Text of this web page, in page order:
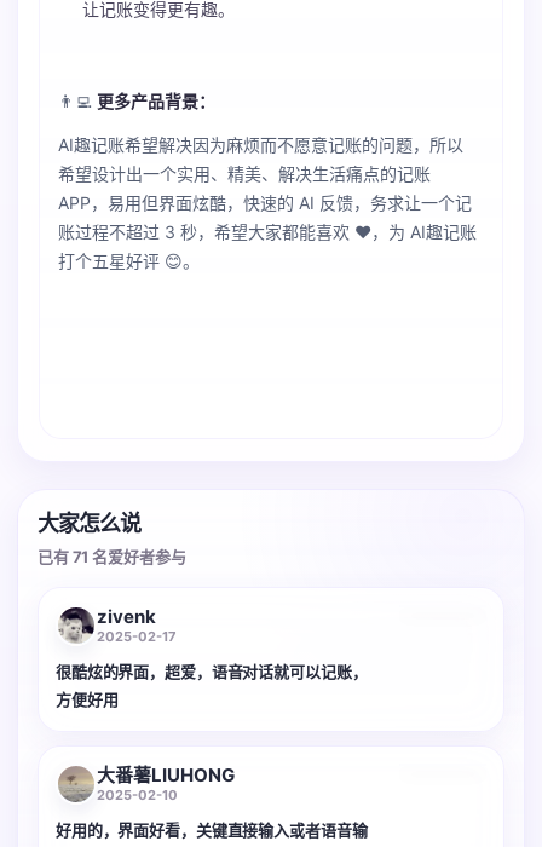
让记账变得更有趣。
👨‍💻‍ 更多产品背景：
AI趣记账希望解决因为麻烦而不愿意记账的问题，所以
希望设计出一个实用、精美、解决生活痛点的记账
APP，易用但界面炫酷，快速的 AI 反馈，务求让一个记
账过程不超过 3 秒，希望大家都能喜欢 ❤️，为 AI趣记账
打个五星好评 😊。
大家怎么说
已有 71 名爱好者参与
zivenk
2025-02-17
很酷炫的界面，超爱，语音对话就可以记账，
方便好用
大番薯LIUHONG
2025-02-10
好用的，界面好看，关键直接输入或者语音输